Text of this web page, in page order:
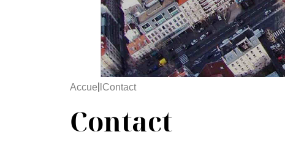
Accueil Contact
Contact